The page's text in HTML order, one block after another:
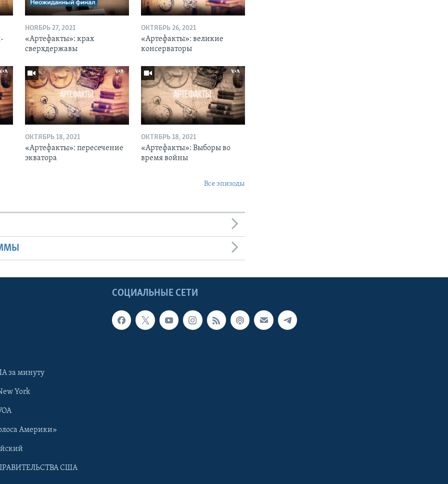
НОЯБРЬ 27, 2021
«Артефакты»: крах
сверхдержавы
ОКТЯБРЬ 26, 2021
«Артефакты»: великие
консерваторы
ОКТЯБРЬ 18, 2021
«Артефакты»: пересечение
экватора
ОКТЯБРЬ 18, 2021
«Артефакты»: Выборы во
время войны
Все эпизоды
СОЦИАЛЬНЫЕ СЕТИ
за минуту
York
Америки»
США